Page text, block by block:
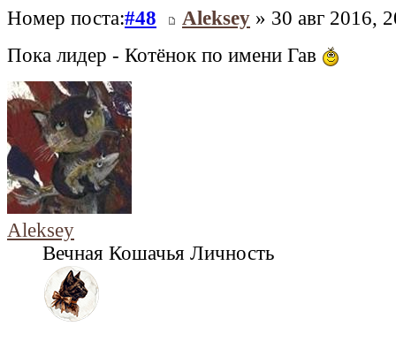
Номер поста:#48 Aleksey » 30 авг 2016,
Пока лидер - Котёнок по имени Гав
Aleksey
Вечная Кошачья Личность